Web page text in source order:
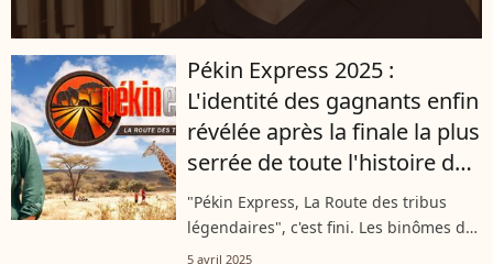
Pékin Express 2025 :
L'identité des gagnants enfin
révélée après la finale la plus
serrée de toute l'histoire du
jeu !
"Pékin Express, La Route des tribus
légendaires", c'est fini. Les binômes de
la saison ont terminé le jeu à
5 avril 2025